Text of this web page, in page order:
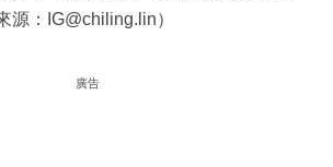
源：IG@chiling.lin）
廣告